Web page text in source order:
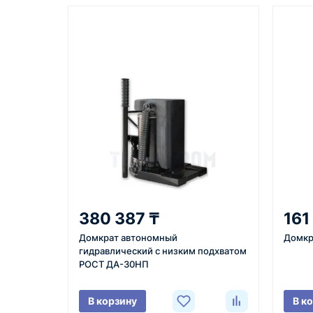
Как оформить заказ
Оставьте заявку на сайте,
по телефону или через
форму обратного звонка.
Менеджер
вами,
380 387 ₸
Домкрат автономный
гидравлический с низким подхватом
РОСТ ДА-30НП
В корзину В